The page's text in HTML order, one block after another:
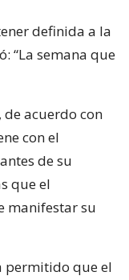
definida a la
“La semana que
acuerdo con
con el
de su
que el
manifestar su
permitido que el